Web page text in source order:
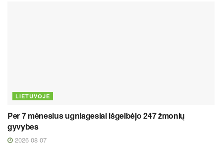
LIETUVOJE
Per 7 mėnesius ugniagesiai išgelbėjo 247 žmonių
gyvybes
2026 08 07